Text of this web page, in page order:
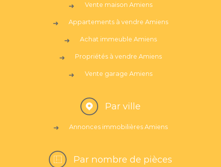
Vente maison Amiens
Appartements à vendre Amiens
Achat immeuble Amiens
Propriétés à vendre Amiens
Vente garage Amiens
Par ville
Annonces immobilières Amiens
Par nombre de pièces